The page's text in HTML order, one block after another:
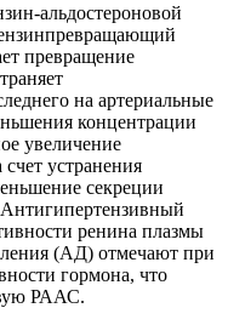
альдостероновой
превращение
на артериальные
концентрации
увеличение
устранения
секреции
ренина плазмы
(АД) отмечают при
гормона, что
РААС.